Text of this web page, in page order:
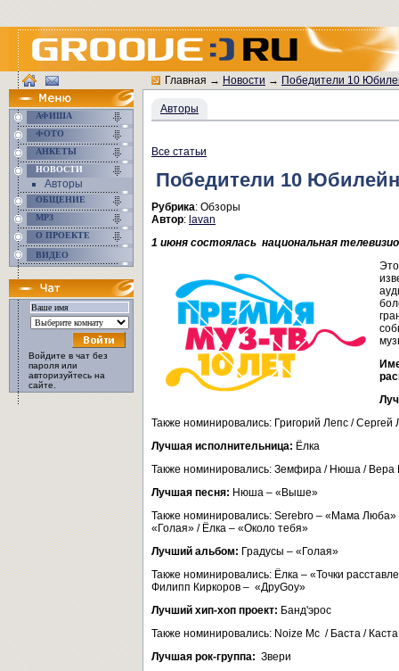
АФИША
ФОТО
АНКЕТЫ
НОВОСТИ
Авторы
ОБЩЕНИЕ
MP3
О ПРОЕКТЕ
ВИДЕО
Войдите в чат без
пароля или
авторизуйтесь на
сайте.
Главная→Новости→Победители 10
Авторы
Все статьи
Победители 10
Рубрика: Обзоры
Автор: lavan
1 июня состоялась национальная
Также номинировались: Григорий Лепс /
Лучшая исполнительница: Ёлка
Также номинировались: Земфира / Нюша / Вера
Лучшая песня: Нюша – «Выше»
Также номинировались: Serebro – «Мама
«Голая» / Ёлка – «Около тебя»
Лучший альбом: Градусы – «Голая»
Также номинировались: Ёлка – «Точки
Филипп Киркоров – «ДруGoy»
Лучший хип-хоп проект: Банд'эрос
Также номинировались: Noize Mc / Баста / Каста
Лучшая рок-группа: Звери